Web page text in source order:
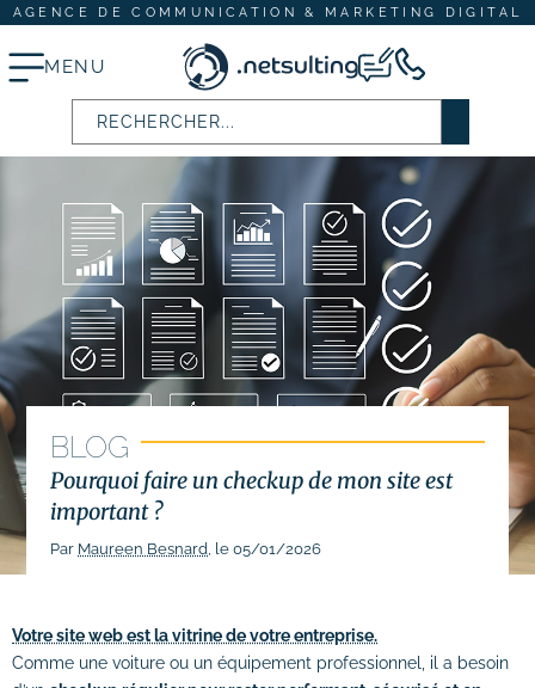
AGENCE DE COMMUNICATION & MARKETING DIGITAL
Stratégie digitale
# Audit SEO & marketing digital
# Plan d’actions webmarketing
Création et refonte de site internet
# Création de site e-commerce
# Site internet TPE & PME
Acquisition & fidélisation
MENU
BLOG
Pourquoi faire un checkup de mon site est
important ?
Par Maureen Besnard, le 05/01/2026
Votre site web est la vitrine de votre entreprise.
Comme une voiture ou un équipement professionnel, il a besoin